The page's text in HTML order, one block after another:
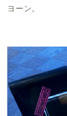
ヨーン。